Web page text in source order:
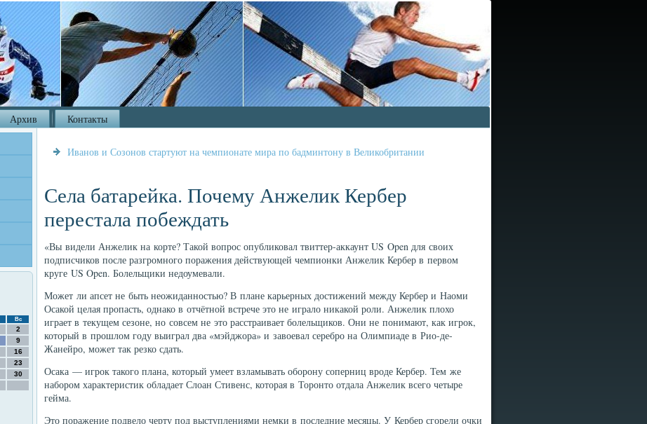
Архив Контакты
Вс
2
9
16
23
30
Иванов и Созонов стартуют на чемпионате мира по бадминтону в Великобритании
Села батарейка. Почему Анжелик Кербер
перестала побеждать
«Вы видели Анжелик на корте? Такой вопрос опубликовал твиттер-аккаунт US Open для своих
подписчиков после разгромного поражения действующей чемпионки Анжелик Кербер в первом
круге US Open. Болельщики недоумевали.
Может ли апсет не быть неожиданностью? В плане карьерных достижений между Кербер и Наоми
Осакой целая пропасть, однако в отчётной встрече это не играло никакой роли. Анжелик плохо
играет в текущем сезоне, но совсем не это расстраивает болельщиков. Они не понимают, как игрок,
который в прошлом году выиграл два «мэйджора» и завоевал серебро на Олимпиаде в Рио-де-
Жанейро, может так резко сдать.
Осака — игрок такого плана, который умеет взламывать оборону соперниц вроде Кербер. Тем же
набором характеристик обладает Слоан Стивенс, которая в Торонто отдала Анжелик всего четыре
гейма.
Это поражение подвело черту под выступлениями немки в последние месяцы. У Кербер сгорели очки